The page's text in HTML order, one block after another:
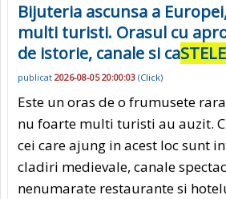
Bijuteria ascunsa a
multi turisti. Orasul cu
de istorie, canale si caSTELE
publicat 2026-08-05 20:00:03 (Click)
Este un oras de o frumusete
nu foarte multi turisti au auzit.
cei care ajung in acest loc sunt
cladiri medievale, canale
nenumarate restaurante si